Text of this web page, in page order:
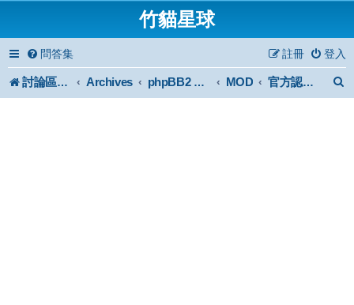
竹貓星球
問答集 登入
註冊
討論區首頁 Archives phpBB2 Forum Archive MOD 官方認證外掛